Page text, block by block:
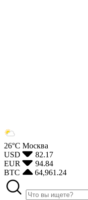
26°С Москва
USD
82.17
EUR
94.84
BTC
64,961.24